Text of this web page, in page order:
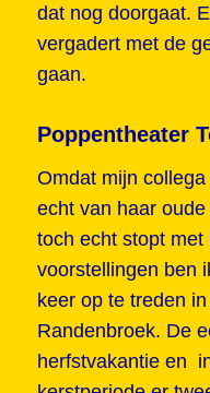
dat nog doorgaat.
vergadert met de
gaan.
Poppentheater
Omdat mijn
echt van haar
toch echt stopt met
voorstellingen ben
keer op te treden
Randenbroek. De
herfstvakantie en